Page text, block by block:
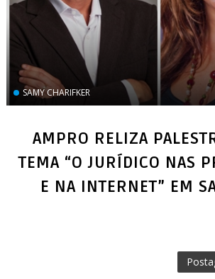
SAMY CHARIFKER
AMPRO RELIZA
TEMA “O JURÍDICO NAS
E NA INTERNET” EM